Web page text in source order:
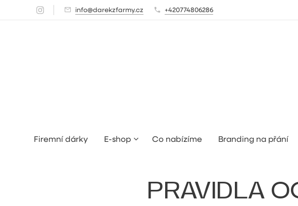
info@darekzfarmy.cz +420774806286
Firemní dárky E-shop Co nabízíme Branding na přání
PRAVIDLA